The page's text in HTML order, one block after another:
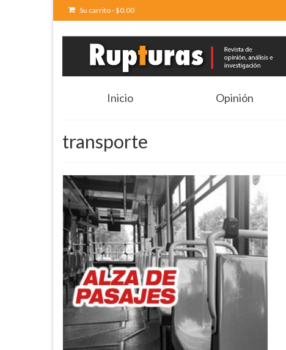
Su carrito-$0.00
Inicio Opinión
transporte